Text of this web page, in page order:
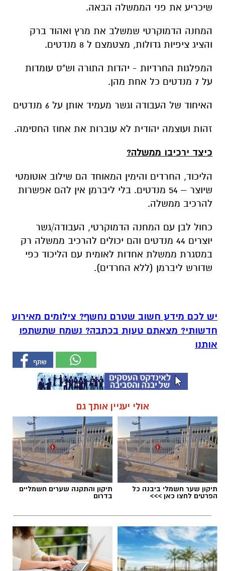
שיכריע את פני הממשלה הבאה.
המחנה הדמוקרטי שמשלב את מרץ ואהוד ברק
והציג ציפיות גדולות, מצטמצם ל 8 מנדטים.
המפלגות החרדיות - יהדות התורה וש"ס עומדות
על 7 מנדטים כל אחת מהן.
האיחוד של העבודה וגשר מעמיד אותן על 6 מנדטים
זהות ועוצמה יהודית לא עוברות את אחוז החסימה.
כיצד ירכיבו ממשלה?
הליכוד, החרדים והימין המאוחד הם שילוב אוטומטי
שיוצר – 54 מנדטים. בלי ליברמן אין להם אפשרות
להרכיב ממשלה.
כחול לבן עם המחנה הדמוקרטי, העבודה/גשר
יוצרים 44 מנדטים והם יכולים להרכיב ממשלה רק
במסגרת ממשלת אחדות לאומית עם הליכוד כפי
שדורש ליברמן (ללא החרדים).
יש לכם מידע חשוב שטרם נחשף? צילומים מאירוע
חדשותי? מצאתם טעות בכתבה? נשמח שתשתפו
אותנו
אולי יעניין אותך גם
תיקון שער חשמלי ביבנה כל
הפרטים לחצו כאן >>>
תיקון והתקנה שערים חשמליים
בדרום